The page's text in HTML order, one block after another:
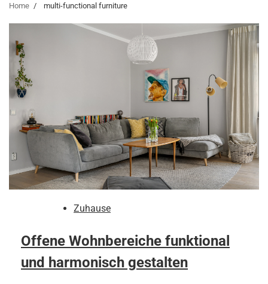
Home multi-functional furniture
Zuhause
Offene Wohnbereiche funktional
und harmonisch gestalten